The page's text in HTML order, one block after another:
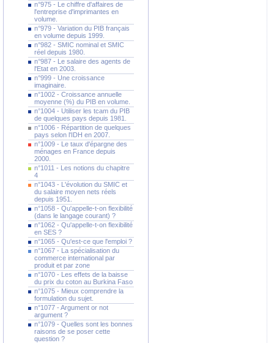
n°975 - Le chiffre d'affaires de
l'entreprise d'imprimantes en
volume.
n°979 - Variation du PIB français
en volume depuis 1999.
n°982 - SMIC nominal et SMIC
réel depuis 1980.
n°987 - Le salaire des agents de
l'Etat en 2003.
n°999 - Une croissance
imaginaire.
n°1002 - Croissance annuelle
moyenne (%) du PIB en volume.
n°1004 - Utiliser les tcam du PIB
de quelques pays depuis 1981.
n°1006 - Répartition de quelques
pays selon l'IDH en 2007.
n°1009 - Le taux d'épargne des
ménages en France depuis
2000.
n°1011 - Les notions du chapitre
4
n°1043 - L'évolution du SMIC et
du salaire moyen nets réels
depuis 1951.
n°1058 - Qu'appelle-t-on flexibilité
(dans le langage courant) ?
n°1062 - Qu'appelle-t-on flexibilité
en SES ?
n°1065 - Qu'est-ce que l'emploi ?
n°1067 - La spécialisation du
commerce international par
produit et par zone
n°1070 - Les effets de la baisse
du prix du coton au Burkina Faso
n°1075 - Mieux comprendre la
formulation du sujet.
n°1077 - Argument or not
argument ?
n°1079 - Quelles sont les bonnes
raisons de se poser cette
question ?